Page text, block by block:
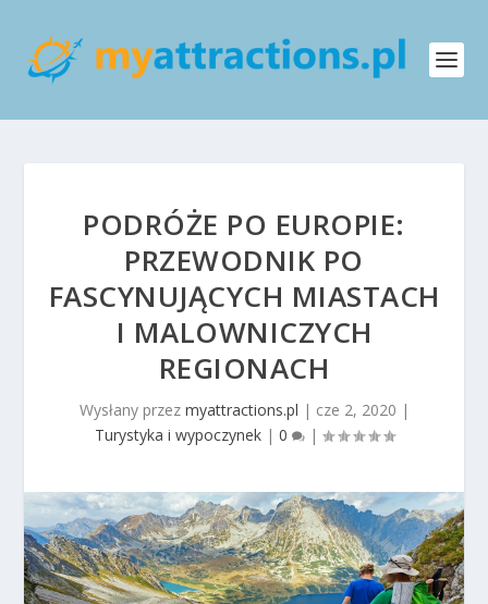
PODRÓŻE PO EUROPIE:
PRZEWODNIK PO
FASCYNUJĄCYCH MIASTACH
I MALOWNICZYCH
REGIONACH
Wysłany przez myattractions.pl | cze 2, 2020 |
Turystyka i wypoczynek| 0 |